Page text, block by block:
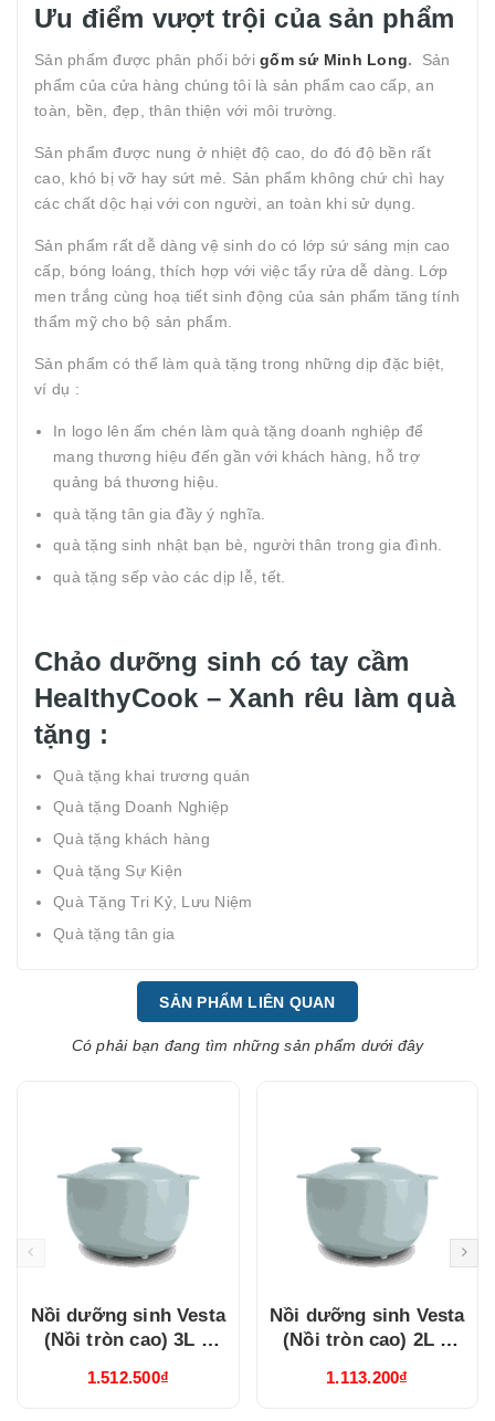
Ưu điểm vượt trội của sản phẩm
Sản phẩm được phân phối bởi gốm sứ Minh Long.
Sản
phẩm của cửa hàng chúng tôi là sản phẩm cao cấp, an
toàn, bền, đẹp, thân thiện với môi trường.
Sản phẩm được nung ở nhiệt độ cao, do đó độ bền rất
cao, khó bị vỡ hay sứt mẻ. Sản phẩm không chứ chì hay
các chất dộc hại với con người, an toàn khi sử dụng.
Sản phẩm rất dễ dàng vệ sinh do có lớp sứ sáng mịn cao
cấp, bóng loáng, thích hợp với việc tẩy rửa dễ dàng. Lớp
men trắng cùng hoạ tiết sinh động của sản phẩm tăng tính
thẩm mỹ cho bộ sản phẩm.
Sản phẩm có thể làm quà tặng trong những dịp đặc biệt,
ví dụ :
In logo lên ấm chén làm quà tặng doanh nghiệp để
mang thương hiệu đến gần với khách hàng, hỗ trợ
quảng bá thương hiệu.
quà tặng tân gia đầy ý nghĩa.
quà tặng sinh nhật bạn bè, người thân trong gia đình.
quà tặng sếp vào các dịp lễ, tết.
Chảo dưỡng sinh có tay cầm
HealthyCook – Xanh rêu làm quà
tặng :
Quà tặng khai trương quán
Quà tặng Doanh Nghiệp
Quà tặng khách hàng
Quà tặng Sự Kiện
Quà Tặng Tri Kỷ, Lưu Niệm
Quà tặng tân gia
SẢN PHẨM LIÊN QUAN
Có phải bạn đang tìm những sản phẩm dưới đây
Nồi dưỡng sinh Vesta
(Nồi tròn cao) 3L +
Cook Xám 2
1.512.500₫
Nồi dưỡng sinh Vesta
(Nồi tròn cao) 2L +
Cook Xám 2
1.113.200₫